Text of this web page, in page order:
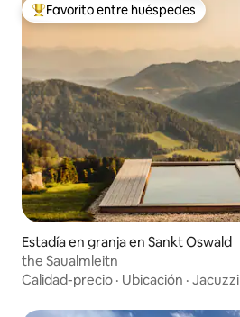
Favorito entre huéspedes preferido
Favorito entre huéspedes
Estadía en granja en Sankt Oswald
the Saualmleitn
Calidad-precio · Ubicación · Jacuzzi